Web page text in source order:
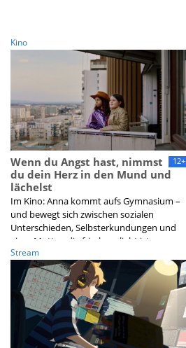
Kino
12+
Wenn du Angst hast, nimmst
du dein Herz in den Mund und
lächelst
Im Kino: Anna kommt aufs Gymnasium –
und bewegt sich zwischen sozialen
Unterschieden, Selbsterkundungen und
einer Mutter, die frisch verliebt ist.
Stream